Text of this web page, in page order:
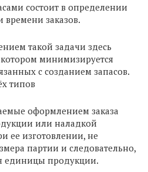
состоит в определении
заказов.
такой задачи здесь
минимизируется
с созданием запасов.
типов
оформлением заказа
или наладкой
ее изготовлении, не
партии и следовательно,
единицы продукции.